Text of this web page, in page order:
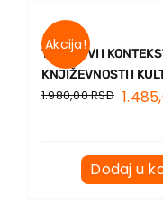
Akcija!
TEKSTOVI I
KNJIŽEVNOSTI I
1.980,00RSD
Dodaj u